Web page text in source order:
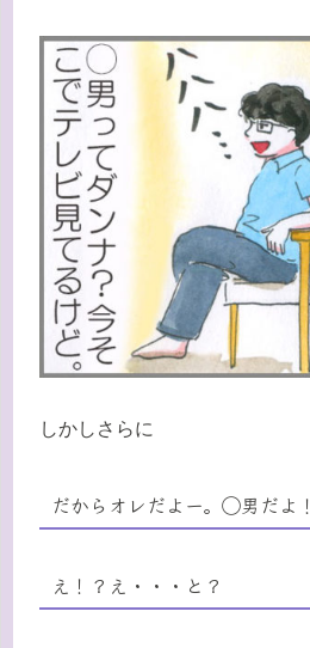
しかしさらに
だからオレだよー。◯男だよ！
え！？え・・・と？